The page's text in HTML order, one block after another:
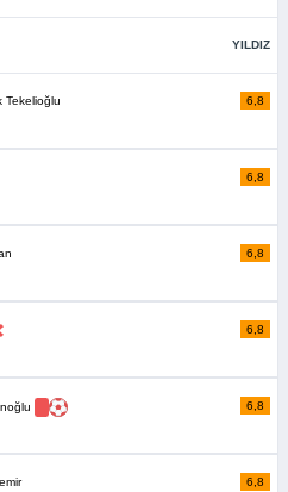
YILDIZ
Tekelioğlu
6,8
6,8
6,8
6,8
6,8
6,8